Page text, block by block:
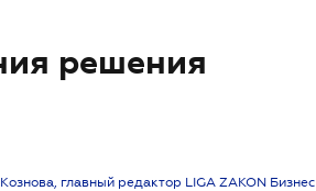
решения
главный редактор LIGA ZAKON Бизнес